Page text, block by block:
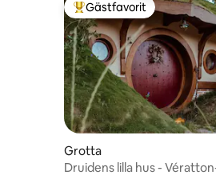
Populär gästfavorit
Gästfavorit
Grotta
Druidens lilla hus -